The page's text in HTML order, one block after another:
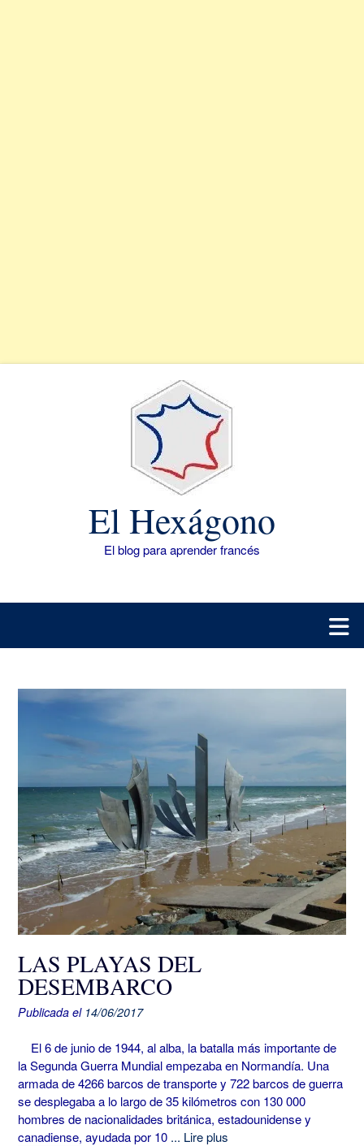
El Hexágono
El blog para aprender francés
LAS PLAYAS DEL
DESEMBARCO
Publicada el 14/06/2017
El 6 de junio de 1944, al alba, la batalla más importante de
la Segunda Guerra Mundial empezaba en Normandía. Una
armada de 4266 barcos de transporte y 722 barcos de guerra
se desplegaba a lo largo de 35 kilómetros con 130 000
hombres de nacionalidades británica, estadounidense y
canadiense, ayudada por 10 ... Lire plus